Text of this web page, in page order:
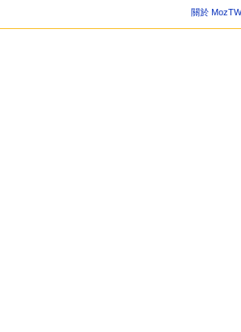
關於